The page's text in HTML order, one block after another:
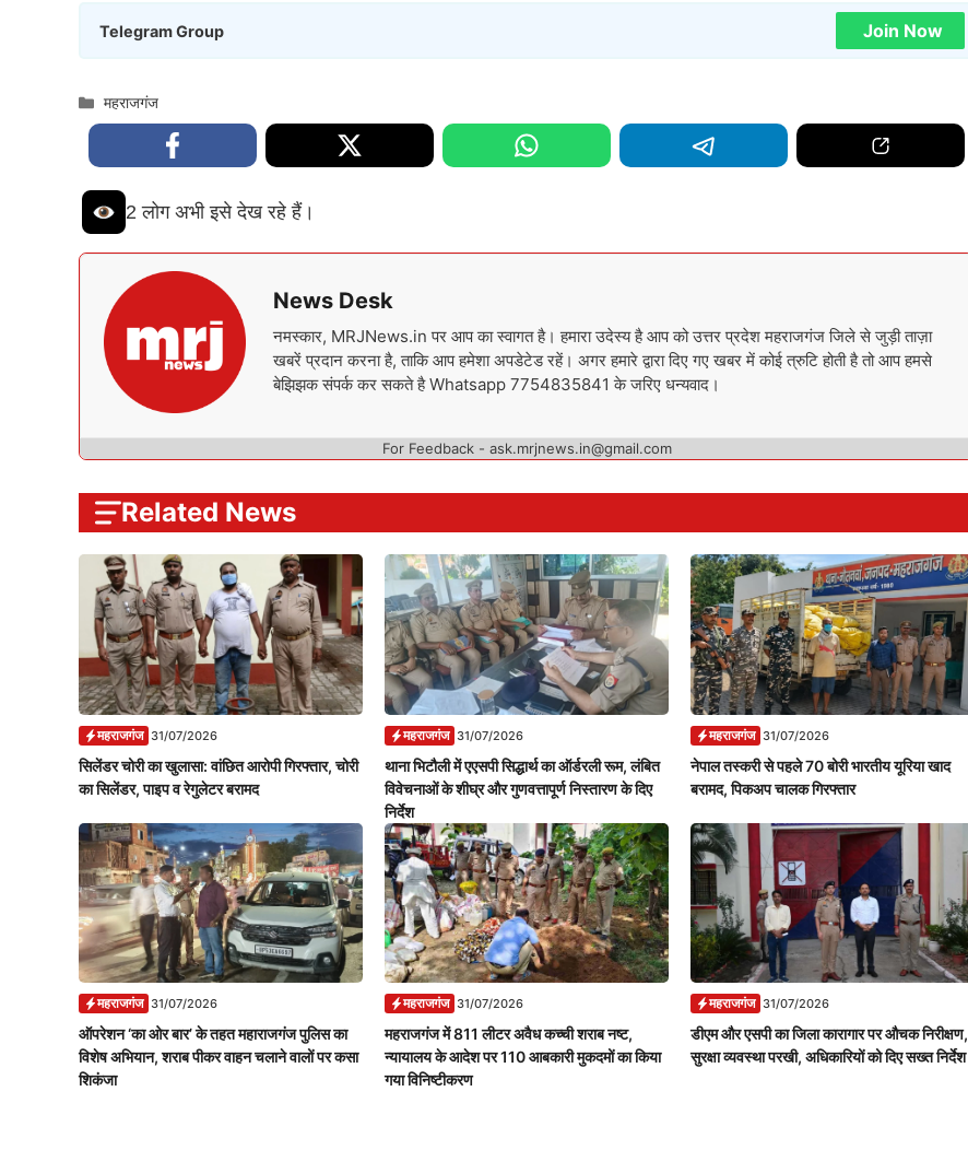
Telegram Group Join Now
Categories
महराजगंज
2 लोग अभी इसे देख रहे हैं।
News Desk
नमस्कार, MRJNews.in पर आप का स्वागत है। हमारा उदेस्य है आप को उत्तर प्रदेश महराजगंज जिले से जुड़ी ताज़ा
खबरें प्रदान करना है, ताकि आप हमेशा अपडेटेड रहें। अगर हमारे द्वारा दिए गए खबर में कोई त्रुटि होती है तो आप हमसे
बेझिझक संपर्क कर सकते है Whatsapp 7754835841 के जरिए धन्यवाद।
For Feedback - ask.mrjnews.in@gmail.com
Related News
महराजगंज 31/07/2026
सिलेंडर चोरी का खुलासा: वांछित आरोपी गिरफ्तार, चोरी
का सिलेंडर, पाइप व रेगुलेटर बरामद
महराजगंज 31/07/2026
थाना भिटौली में एएसपी सिद्धार्थ का ऑर्डरली रूम, लंबित
विवेचनाओं के शीघ्र और गुणवत्तापूर्ण निस्तारण के दिए
निर्देश
महराजगंज 31/07/2026
नेपाल तस्करी से पहले 70 बोरी भारतीय यूरिया खाद
बरामद, पिकअप चालक गिरफ्तार
महराजगंज 31/07/2026
ऑपरेशन ‘का ओर बार’ के तहत महाराजगंज पुलिस का
विशेष अभियान, शराब पीकर वाहन चलाने वालों पर कसा
शिकंजा
महराजगंज 31/07/2026
महराजगंज में 811 लीटर अवैध कच्ची शराब नष्ट,
न्यायालय के आदेश पर 110 आबकारी मुकदमों का किया
गया विनिष्टीकरण
महराजगंज 31/07/2026
डीएम और एसपी का जिला कारागार पर औचक निरीक्षण,
सुरक्षा व्यवस्था परखी, अधिकारियों को दिए सख्त निर्देश